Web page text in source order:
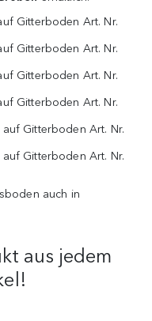
Gitterboden Art. Nr.
Gitterboden Art. Nr.
Gitterboden Art. Nr.
Gitterboden Art. Nr.
Gitterboden Art. Nr.
Gitterboden Art. Nr.
auch in
aus jedem